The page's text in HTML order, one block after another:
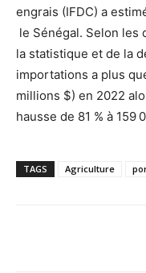
engrais (IFDC) a
le Sénégal. Selon les
la statistique et de la
importations a plus
millions $) en 2022
hausse de 81 % à 159
TAGS Agriculture